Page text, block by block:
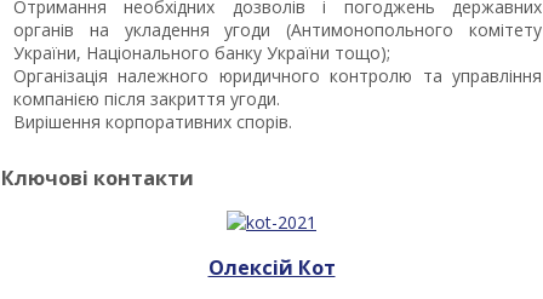
Отримання необхідних дозволів і погоджень державних
органів на укладення угоди (Антимонопольного комітету
України, Національного банку України тощо);
Організація належного юридичного контролю та управління
компанією після закриття угоди.
Вирішення корпоративних спорів.
Ключові контакти
Олексій Кот